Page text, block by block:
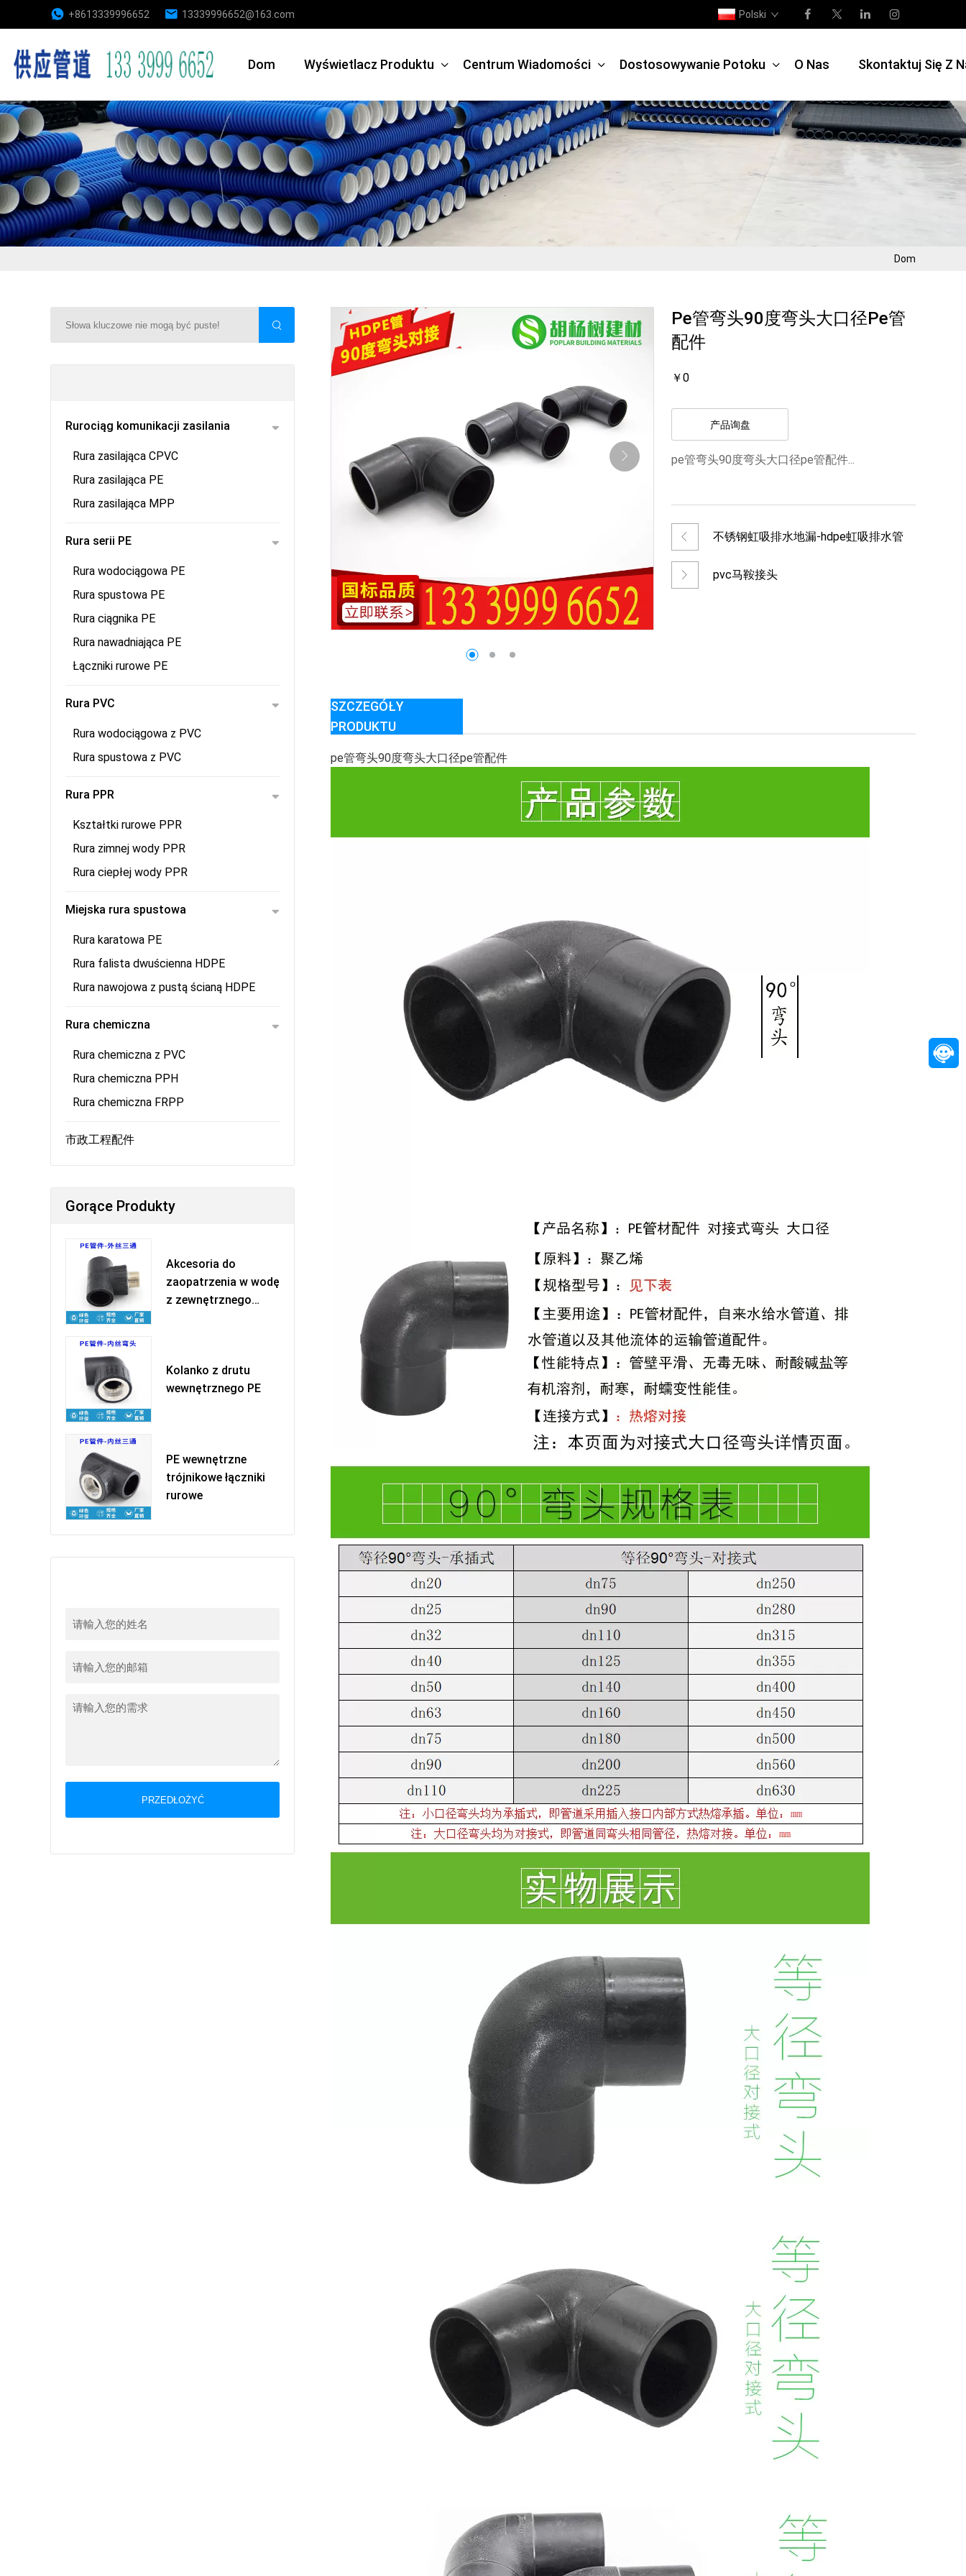
+8613339996652 13339996652@163.com Polski
Dom Wyświetlacz Produktu Centrum Wiadomości Dostosowywanie Potoku O Nas Skontaktuj Się Z
Dom
Rurociąg komunikacji zasilania
Rura zasilająca CPVC
Rura zasilająca PE
Rura zasilająca MPP
Rura serii PE
Rura wodociągowa PE
Rura spustowa PE
Rura ciągnika PE
Rura nawadniająca PE
Łączniki rurowe PE
Rura PVC
Rura wodociągowa z PVC
Rura spustowa z PVC
Rura PPR
Kształtki rurowe PPR
Rura zimnej wody PPR
Rura ciepłej wody PPR
Miejska rura spustowa
Rura karatowa PE
Rura falista dwuścienna HDPE
Rura nawojowa z pustą ścianą HDPE
Rura chemiczna
Rura chemiczna z PVC
Rura chemiczna PPH
Rura chemiczna FRPP
市政工程配件
Gorące Produkty
Akcesoria do
zaopatrzenia w wodę
z zewnętrznego
Kolanko z drutu
wewnętrznego PE
PE wewnętrzne
trójnikowe łączniki
rurowe
PRZEDŁOŻYĆ
Pe管弯头90度弯头大口径pe管
配件
￥0
产品询盘
pe管弯头90度弯头大口径pe管配件...
不锈钢虹吸排水地漏-hdpe虹吸排水管
pvc马鞍接头
SZCZEGÓŁY
PRODUKTU
pe管弯头90度弯头大口径pe管配件